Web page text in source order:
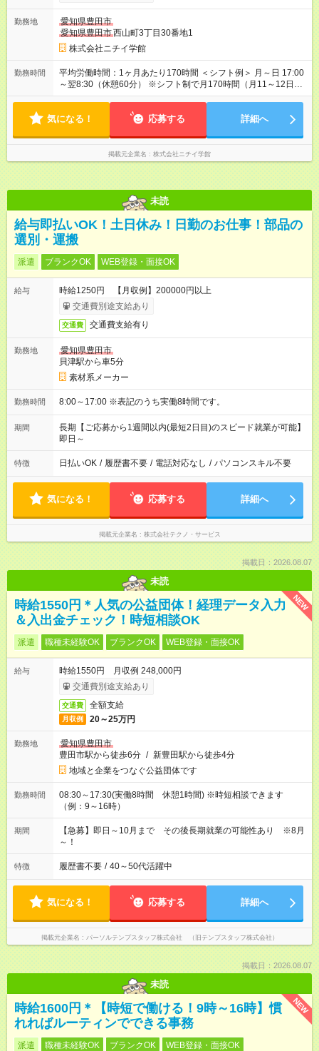
勤務地
愛知県豊田市
愛知県豊田市西山町3丁目30番地1
株式会社ニチイ学館
勤務時間
平均労働時間：1ヶ月あたり170時間 ＜シフト例＞ 月～日 17:00
～翌8:30（休憩60分） ※シフト制で月170時間（月11～12日）
の就業 ※年末年始、お盆、GWの出勤もあります 平均労働時
8:30（休憩60分） ※シフト制で月170時間（月11～12日）の就
気になる！ 応募する 詳細へ
掲載元企業名 株式会社ニチイ学館
未読
給与即払いOK！土日休み！日勤のお仕事！部品の
選別・運搬
派遣 ブランクOK WEB登録・面接OK
給与
時給1250円 【月収例】200000円以上
交通費別途支給あり
交通費 交通費支給有り
勤務地
愛知県豊田市
貝津駅から車5分
素材系メーカー
勤務時間 8:00～17:00 ※表記のうち実働8時間です。
期間
長期【ご応募から1週間以内(最短2日目)のスピード就業が可能】
即日～
特徴 日払いOK / 履歴書不要 / 電話対応なし / パソコンスキル不要
気になる！ 応募する 詳細へ
掲載元企業名 株式会社テクノ・サービス
掲載日：2026.08.07
未読
NEW
時給1550円＊人気の公益団体！経理データ入力
＆入出金チェック！時短相談OK
派遣 職種未経験OK ブランクOK WEB登録・面接OK
給与
時給1550円 月収例 248,000円
交通費別途支給あり
交通費 全額支給
月収例 20～25万円
勤務地
愛知県豊田市
豊田市駅から徒歩6分 / 新豊田駅から徒歩4分
地域と企業をつなぐ公益団体です
勤務時間
08:30～17:30(実働8時間 休憩1時間) ※時短相談できます
（例：9～16時）
期間
【急募】即日～10月まで その後長期就業の可能性あり ※8月
～！
特徴 履歴書不要 / 40～50代活躍中
気になる！ 応募する 詳細へ
掲載元企業名 パーソルテンプスタッフ株式会社 （旧テンプスタッフ株式会社）
掲載日：2026.08.07
未読
NEW
時給1600円＊【時短で働ける！9時～16時】慣
れればルーティンでできる事務
派遣 職種未経験OK ブランクOK WEB登録・面接OK